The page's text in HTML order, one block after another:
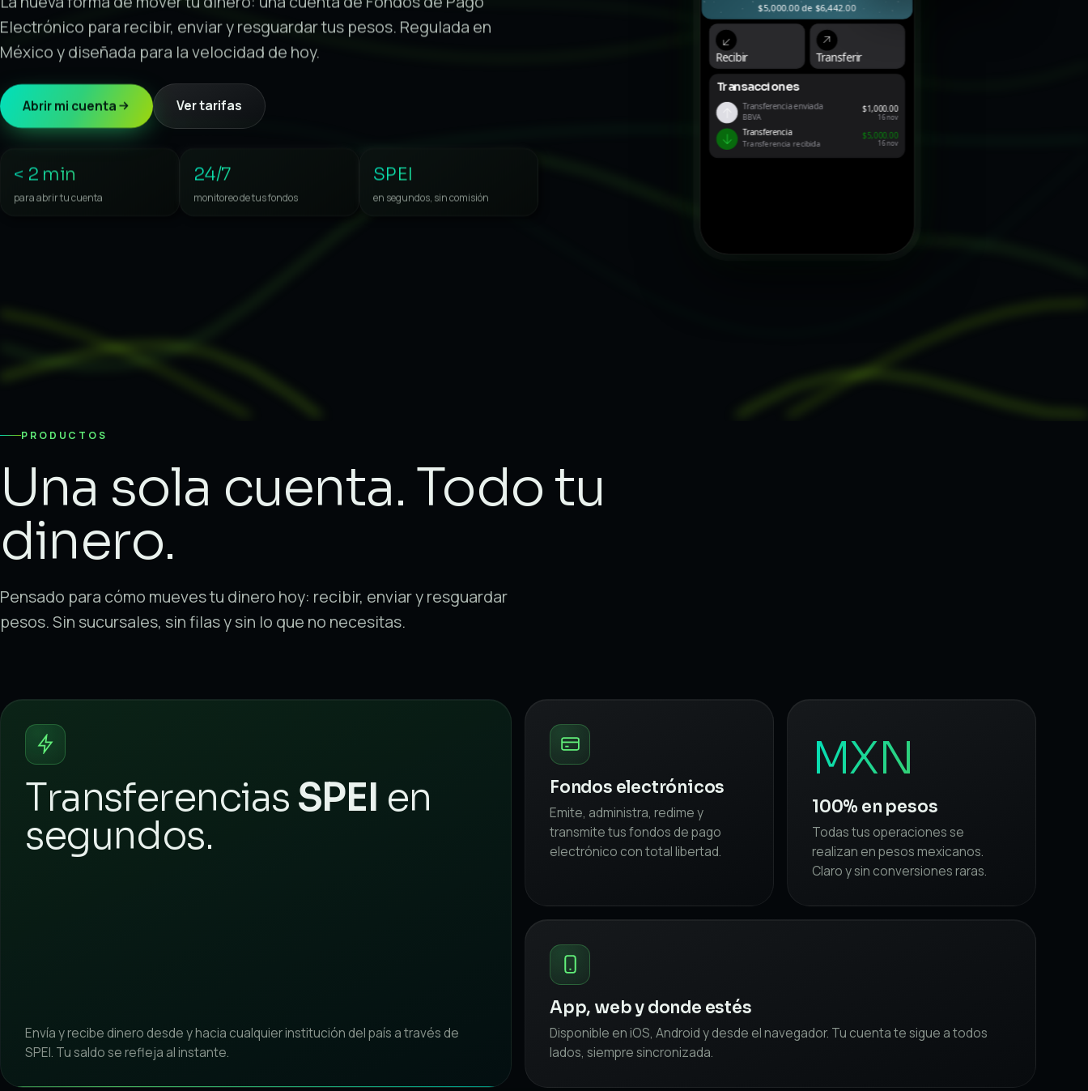
Electrónico para recibir, enviar y resguardar tus pesos. Regulada en
México y diseñada para la velocidad de hoy.
Abrir mi cuenta Ver tarifas
< 2 min
para abrir tu cuenta
24/7
monitoreo de tus fondos
SPEI
en segundos, sin comisión
$5,000.00 de $6,442.00
↙
Recibir
↗
Transferir
Transacciones
Transferencia enviada
BBVA
$1,000.00
16 nov
↓ Transferencia
Transferencia recibida
$5,000.00
16 nov
PRODUCTOS
Una sola cuenta. Todo tu
dinero.
Pensado para cómo mueves tu dinero hoy: recibir, enviar y resguardar
pesos. Sin sucursales, sin filas y sin lo que no necesitas.
Transferencias SPEI en
segundos.
Envía y recibe dinero desde y hacia cualquier institución del país a través de
SPEI. Tu saldo se refleja al instante.
Fondos electrónicos
Emite, administra, redime y
transmite tus fondos de pago
electrónico con total libertad.
MXN
100% en pesos
Todas tus operaciones se
realizan en pesos mexicanos.
Claro y sin conversiones raras.
App, web y donde estés
Disponible en iOS, Android y desde el navegador. Tu cuenta te sigue a todos
lados, siempre sincronizada.